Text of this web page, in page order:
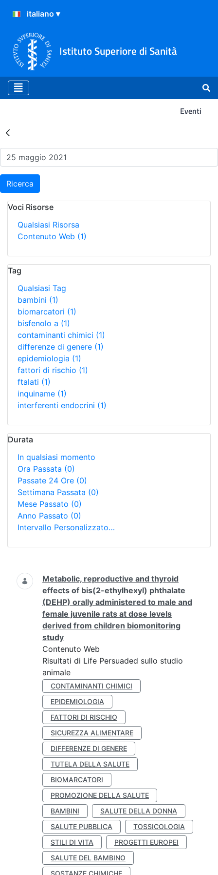
Istituto Superiore di Sanità
Eventi
Risultati della Ricerca -
Ricerca
Voci Risorse
Qualsiasi Risorsa
Contenuto Web (1)
Tag
Qualsiasi Tag
bambini (1)
biomarcatori (1)
bisfenolo a (1)
contaminanti chimici (1)
differenze di genere (1)
epidemiologia (1)
fattori di rischio (1)
ftalati (1)
inquiname (1)
interferenti endocrini (1)
Durata
In qualsiasi momento
Ora Passata (0)
Passate 24 Ore (0)
Settimana Passata (0)
Mese Passato (0)
Anno Passato (0)
Intervallo Personalizzato…
Ricerca
Metabolic, reproductive and thyroid
effects of bis(2-ethylhexyl) phthalate
(DEHP) orally administered to male and
female juvenile rats at dose levels
derived from children biomonitoring
study
Contenuto Web
Risultati di Life Persuaded sullo studio
animale
CONTAMINANTI CHIMICI
EPIDEMIOLOGIA
FATTORI DI RISCHIO
SICUREZZA ALIMENTARE
DIFFERENZE DI GENERE
TUTELA DELLA SALUTE
BIOMARCATORI
PROMOZIONE DELLA SALUTE
BAMBINI
SALUTE DELLA DONNA
SALUTE PUBBLICA
TOSSICOLOGIA
STILI DI VITA
PROGETTI EUROPEI
SALUTE DEL BAMBINO
SOSTANZE CHIMICHE